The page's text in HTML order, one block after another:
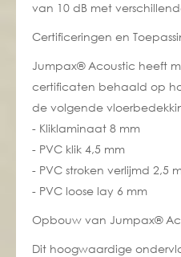
van 10 dB met
Certificeringen en
Jumpax® Acoustic heeft
certificaten behaald op
de volgende
- Kliklaminaat 8 mm
- PVC klik 4,5 mm
- PVC stroken verlijmd 2,5
- PVC loose lay 6 mm
Opbouw van Jumpax®
Dit hoogwaardige